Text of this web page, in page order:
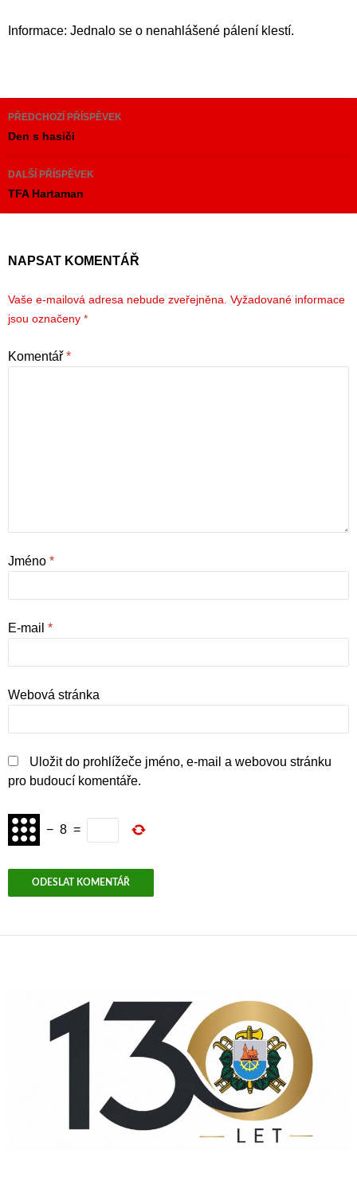
Informace: Jednalo se o nenahlášené pálení klestí.
Navigace
pro
příspěvky
PŘEDCHOZÍ PŘÍSPĚVEK
Den s hasiči
DALŠÍ PŘÍSPĚVEK
TFA Hartaman
NAPSAT KOMENTÁŘ
Vaše e-mailová adresa nebude zveřejněna. Vyžadované informace
jsou označeny *
Komentář *
Jméno *
E-mail *
Webová stránka
Uložit do prohlížeče jméno, e-mail a webovou stránku
pro budoucí komentáře.
− 8 =